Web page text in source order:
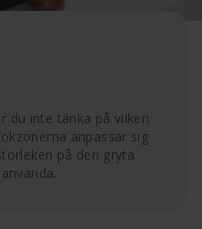
du inte tänka på vilken
anpassar sig
på den gryta